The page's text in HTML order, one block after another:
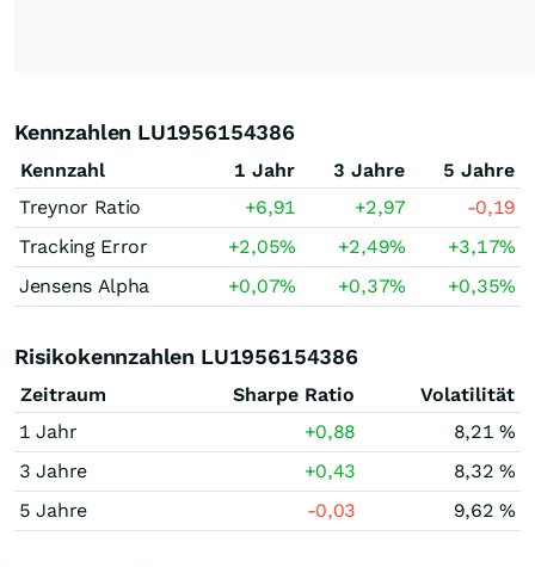
Kennzahlen LU1956154386
Kennzahl 1 Jahr 3 Jahre
5 Jahre
Treynor Ratio
+6,91 +2,97
-0,19
Tracking Error
+2,05% +2,49% +3,17%
Jensens Alpha
+0,07% +0,37% +0,35%
Risikokennzahlen LU1956154386
Zeitraum Sharpe Ratio
Volatilität
1 Jahr
+0,88
8,21 %
3 Jahre
+0,43
8,32 %
5 Jahre
-0,03 9,62 %